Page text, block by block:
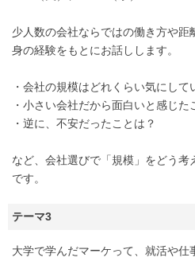
少人数の会社ならではの働き方や距
身の経験をもとにお話しします。
・会社の規模はどれくらい気にして
・小さい会社だから面白いと感じた
・逆に、不安だったことは？
など、会社選びで「規模」をどう考
です。
テーマ3
大学で学んだマーケって、就活や仕